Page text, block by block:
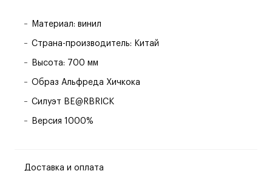
Материал: винил
Страна-производитель: Китай
Высота: 700 мм
Образ Альфреда Хичкока
Силуэт BE@RBRICK
Версия 1000%
Доставка и оплата